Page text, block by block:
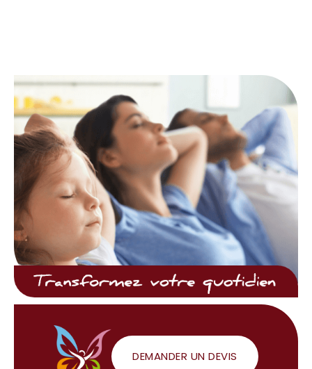
DEMANDER UN DEVIS